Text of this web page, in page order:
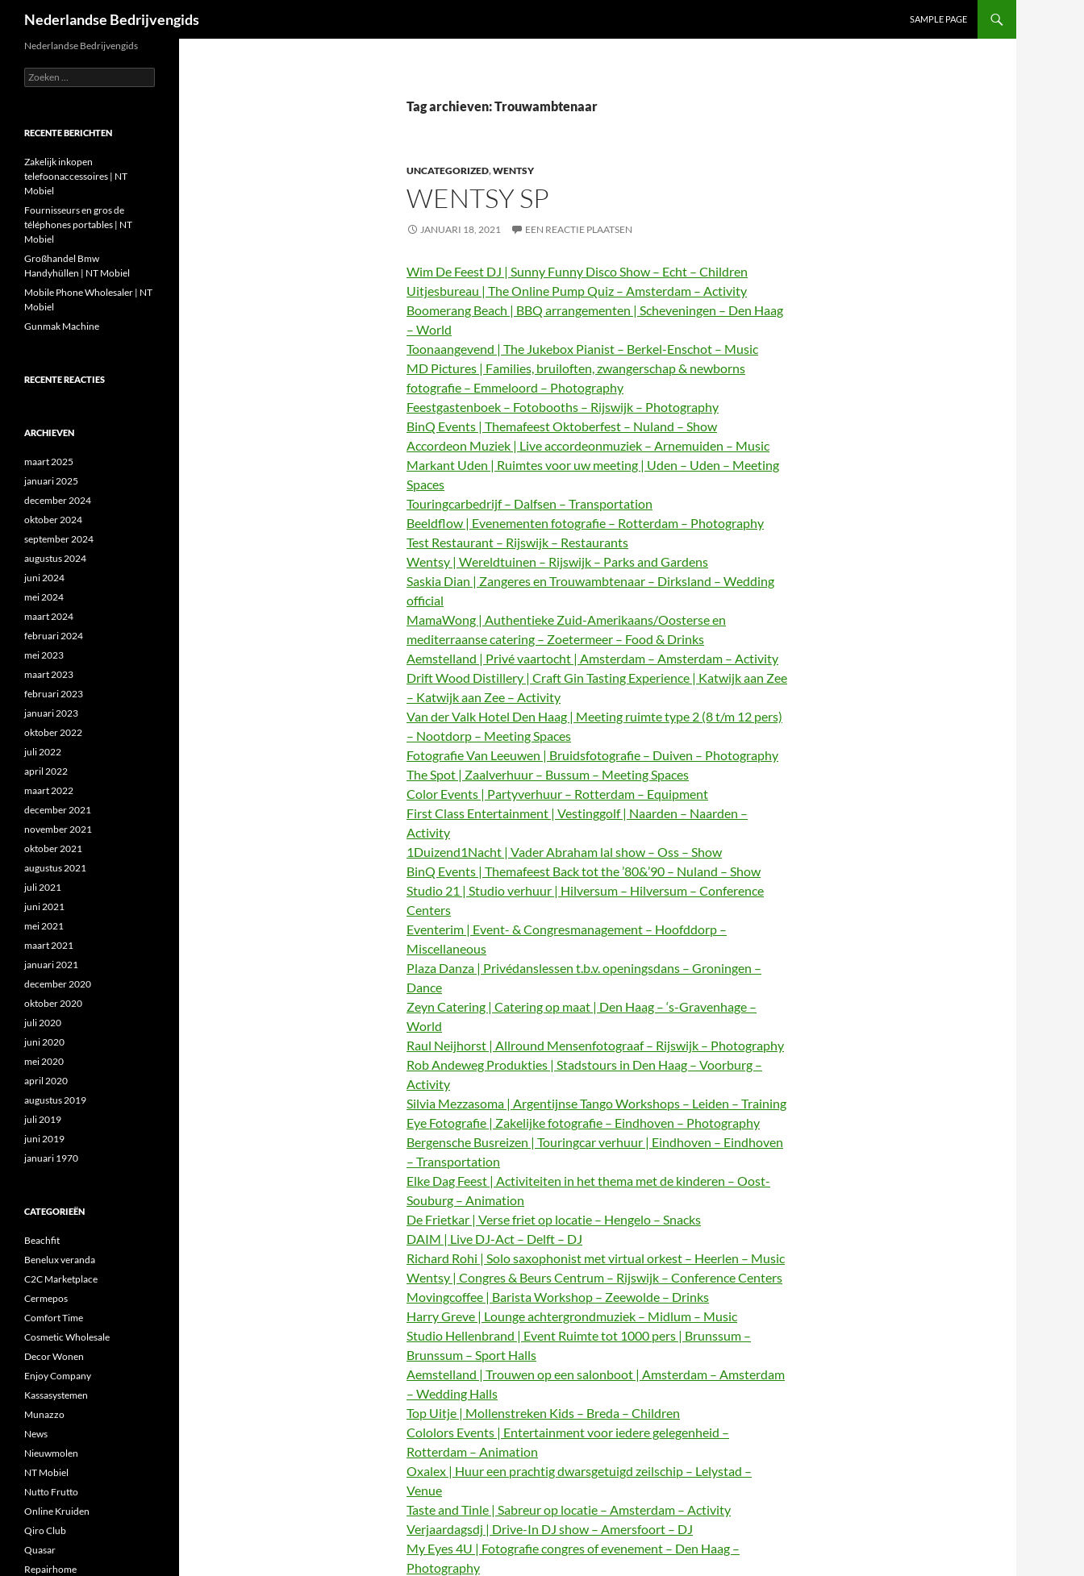
Nederlandse Bedrijvengids SAMPLE PAGE
Tag archieven: Trouwambtenaar
UNCATEGORIZED,WENTSY
WENTSY SP
JANUARI 18, 2021 EEN REACTIE PLAATSEN
Wim De Feest DJ | Sunny Funny Disco Show – Echt – Children
Uitjesbureau | The Online Pump Quiz – Amsterdam – Activity
Boomerang Beach | BBQ arrangementen | Scheveningen – Den Haag
– World
Toonaangevend | The Jukebox Pianist – Berkel-Enschot – Music
MD Pictures | Families, bruiloften, zwangerschap & newborns
fotografie – Emmeloord – Photography
Feestgastenboek – Fotobooths – Rijswijk – Photography
BinQ Events | Themafeest Oktoberfest – Nuland – Show
Accordeon Muziek | Live accordeonmuziek – Arnemuiden – Music
Markant Uden | Ruimtes voor uw meeting | Uden – Uden – Meeting
Spaces
Touringcarbedrijf – Dalfsen – Transportation
Beeldflow | Evenementen fotografie – Rotterdam – Photography
Test Restaurant – Rijswijk – Restaurants
Wentsy | Wereldtuinen – Rijswijk – Parks and Gardens
Saskia Dian | Zangeres en Trouwambtenaar – Dirksland – Wedding
official
MamaWong | Authentieke Zuid-Amerikaans/Oosterse en
mediterraanse catering – Zoetermeer – Food & Drinks
Aemstelland | Privé vaartocht | Amsterdam – Amsterdam – Activity
Drift Wood Distillery | Craft Gin Tasting Experience | Katwijk aan Zee
– Katwijk aan Zee – Activity
Van der Valk Hotel Den Haag | Meeting ruimte type 2 (8 t/m 12 pers)
– Nootdorp – Meeting Spaces
Fotografie Van Leeuwen | Bruidsfotografie – Duiven – Photography
The Spot | Zaalverhuur – Bussum – Meeting Spaces
Color Events | Partyverhuur – Rotterdam – Equipment
First Class Entertainment | Vestinggolf | Naarden – Naarden –
Activity
1Duizend1Nacht | Vader Abraham lal show – Oss – Show
BinQ Events | Themafeest Back tot the ’80&’90 – Nuland – Show
Studio 21 | Studio verhuur | Hilversum – Hilversum – Conference
Centers
Eventerim | Event- & Congresmanagement – Hoofddorp –
Miscellaneous
Plaza Danza | Privédanslessen t.b.v. openingsdans – Groningen –
Dance
Zeyn Catering | Catering op maat | Den Haag – ‘s-Gravenhage –
World
Raul Neijhorst | Allround Mensenfotograaf – Rijswijk – Photography
Rob Andeweg Produkties | Stadstours in Den Haag – Voorburg –
Activity
Silvia Mezzasoma | Argentijnse Tango Workshops – Leiden – Training
Eye Fotografie | Zakelijke fotografie – Eindhoven – Photography
Bergensche Busreizen | Touringcar verhuur | Eindhoven – Eindhoven
– Transportation
Elke Dag Feest | Activiteiten in het thema met de kinderen – Oost-
Souburg – Animation
De Frietkar | Verse friet op locatie – Hengelo – Snacks
DAIM | Live DJ-Act – Delft – DJ
Richard Rohi | Solo saxophonist met virtual orkest – Heerlen – Music
Wentsy | Congres & Beurs Centrum – Rijswijk – Conference Centers
Movingcoffee | Barista Workshop – Zeewolde – Drinks
Harry Greve | Lounge achtergrondmuziek – Midlum – Music
Studio Hellenbrand | Event Ruimte tot 1000 pers | Brunssum –
Brunssum – Sport Halls
Aemstelland | Trouwen op een salonboot | Amsterdam – Amsterdam
– Wedding Halls
Top Uitje | Mollenstreken Kids – Breda – Children
Cololors Events | Entertainment voor iedere gelegenheid –
Rotterdam – Animation
Oxalex | Huur een prachtig dwarsgetuigd zeilschip – Lelystad –
Venue
Taste and Tinle | Sabreur op locatie – Amsterdam – Activity
Verjaardagsdj | Drive-In DJ show – Amersfoort – DJ
My Eyes 4U | Fotografie congres of evenement – Den Haag –
Photography
Nederlandse Bedrijvengids
Zoeken
naar:
RECENTE BERICHTEN
Zakelijk inkopen
telefoonaccessoires | NT
Mobiel
Fournisseurs en gros de
téléphones portables | NT
Mobiel
Großhandel Bmw
Handyhüllen | NT Mobiel
Mobile Phone Wholesaler | NT
Mobiel
Gunmak Machine
RECENTE REACTIES
ARCHIEVEN
maart 2025
januari 2025
december 2024
oktober 2024
september 2024
augustus 2024
juni 2024
mei 2024
maart 2024
februari 2024
mei 2023
maart 2023
februari 2023
januari 2023
oktober 2022
juli 2022
april 2022
maart 2022
december 2021
november 2021
oktober 2021
augustus 2021
juli 2021
juni 2021
mei 2021
maart 2021
januari 2021
december 2020
oktober 2020
juli 2020
juni 2020
mei 2020
april 2020
augustus 2019
juli 2019
juni 2019
januari 1970
CATEGORIEËN
Beachfit
Benelux veranda
C2C Marketplace
Cermepos
Comfort Time
Cosmetic Wholesale
Decor Wonen
Enjoy Company
Kassasystemen
Munazzo
News
Nieuwmolen
NT Mobiel
Nutto Frutto
Online Kruiden
Qiro Club
Quasar
Repairhome